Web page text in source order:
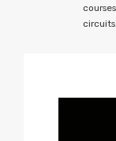
circuits.